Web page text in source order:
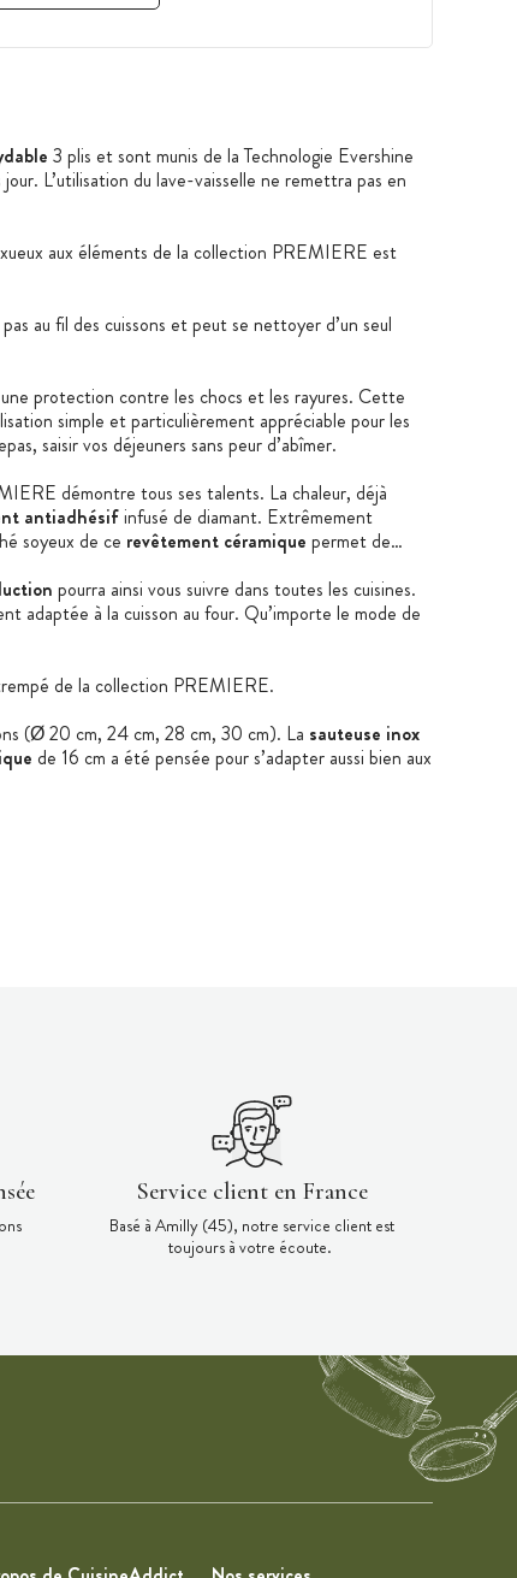
3 plis et sont munis de la Technologie Evershine
L’utilisation du lave-vaisselle ne remettra pas en
aux éléments de la collection PREMIERE est
au fil des cuissons et peut se nettoyer d’un seul
protection contre les chocs et les rayures. Cette
simple et particulièrement appréciable pour les
saisir vos déjeuners sans peur d’abîmer.
démontre tous ses talents. La chaleur, déjà
antiadhésifinfusé de diamant. Extrêmement
soyeux de ce revêtement céramique permet de
pourra ainsi vous suivre dans toutes les cuisines.
adaptée à la cuisson au four. Qu’importe le mode de
de la collection PREMIERE.
(Ø 20 cm, 24 cm, 28 cm, 30 cm). La sauteuse inox
de 16 cm a été pensée pour s’adapter aussi bien aux
Service client en France
Basé à Amilly (45), notre service client est
toujours à votre écoute.